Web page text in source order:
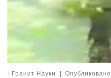
- Гранит Науки | Опубликовано